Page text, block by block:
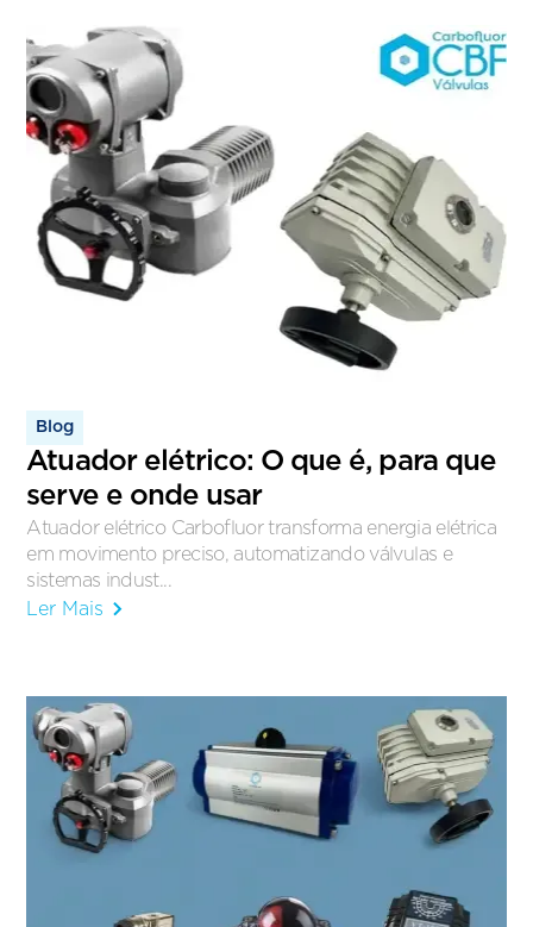
Blog
Atuador elétrico: O que é, para que
serve e onde usar
Atuador elétrico Carbofluor transforma energia elétrica
em movimento preciso, automatizando válvulas e
sistemas indust...
Ler Mais